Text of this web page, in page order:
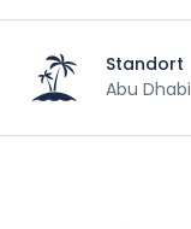
Standort
Abu Dhabi